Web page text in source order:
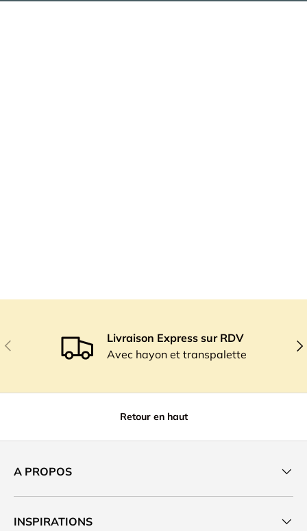
Précédent
Livraison Express sur RDV
Avec hayon et transpalette
Retour en haut
A PROPOS
INSPIRATIONS